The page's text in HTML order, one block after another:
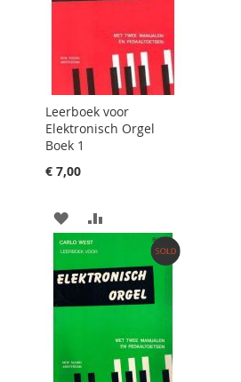
Leerboek voor
Elektronisch Orgel
Boek 1
€ 7,00
AAN
VERLANGLIJST
TOEVOEGEN
OM
TE
VERGELIJKEN